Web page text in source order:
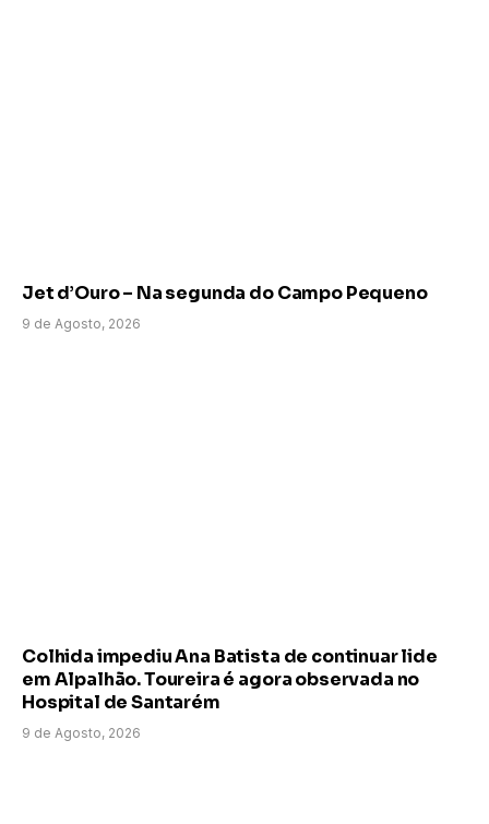
Jet d’Ouro – Na segunda do Campo Pequeno
9 de Agosto, 2026
Colhida impediu Ana Batista de continuar lide
em Alpalhão. Toureira é agora observada no
Hospital de Santarém
9 de Agosto, 2026